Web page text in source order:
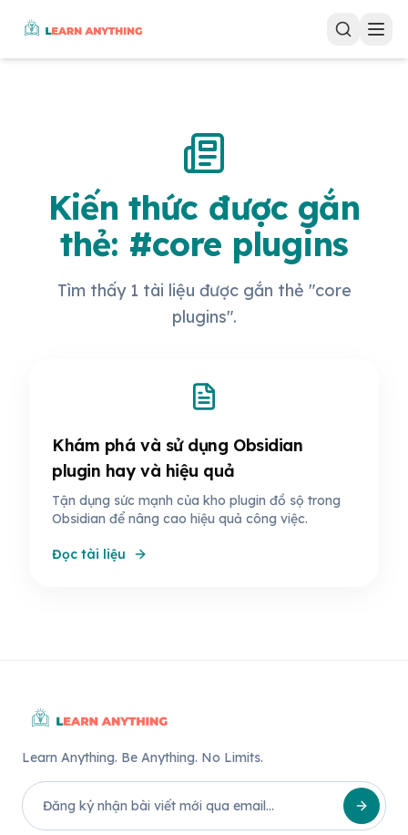
Kiến thức được gắn
thẻ: #core plugins
Tìm thấy 1 tài liệu được gắn thẻ "core
plugins".
Khám phá và sử dụng Obsidian
plugin hay và hiệu quả
Tận dụng sức mạnh của kho plugin đồ sộ trong
Obsidian để nâng cao hiệu quả công việc.
Đọc tài liệu
Learn Anything. Be Anything. No Limits.